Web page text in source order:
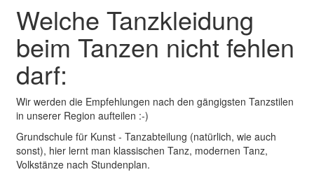
Welche Tanzkleidung
beim Tanzen nicht fehlen
darf:
Wir werden die Empfehlungen nach den gängigsten Tanzstilen
in unserer Region aufteilen :-)
Grundschule für Kunst - Tanzabteilung (natürlich, wie auch
sonst), hier lernt man klassischen Tanz, modernen Tanz,
Volkstänze nach Stundenplan.